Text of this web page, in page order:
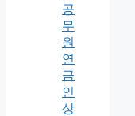
공
무
원
연
금
인
상